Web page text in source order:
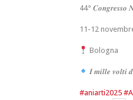
44° 𝑪𝒐𝒏𝒈𝒓𝒆𝒔𝒔𝒐
11-12
Bologna
𝑰 𝒎𝒊𝒍𝒍𝒆 𝒗𝒐𝒍𝒕𝒊
#aniarti2025